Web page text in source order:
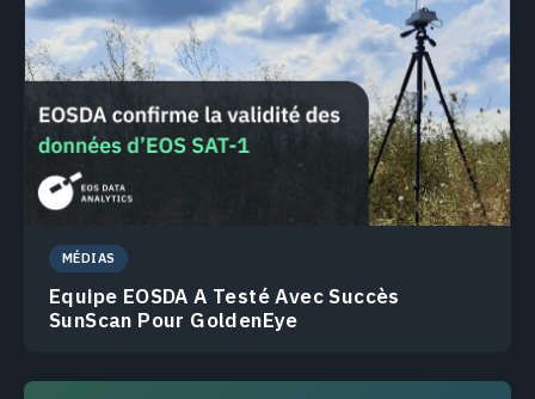
MÉDIAS
Еquipe EOSDA A Testé Avec Succès
SunScan Pour GoldenEye